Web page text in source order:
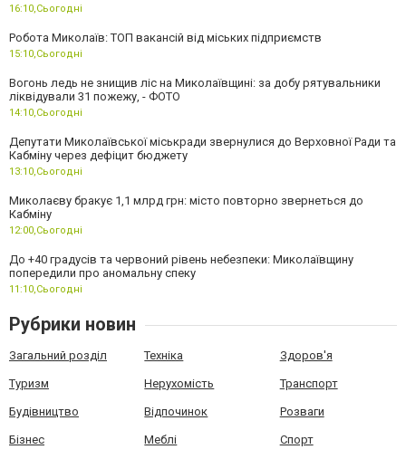
16:10, Сьогодні
Робота Миколаїв: ТОП вакансій від міських підприємств
15:10, Сьогодні
Вогонь ледь не знищив ліс на Миколаївщині: за добу рятувальники
ліквідували 31 пожежу, - ФОТО
14:10, Сьогодні
Депутати Миколаївської міськради звернулися до Верховної Ради та
Кабміну через дефіцит бюджету
13:10, Сьогодні
Миколаєву бракує 1,1 млрд грн: місто повторно звернеться до
Кабміну
12:00, Сьогодні
До +40 градусів та червоний рівень небезпеки: Миколаївщину
попередили про аномальну спеку
11:10, Сьогодні
Рубрики новин
Загальний розділ Техніка Здоров'я
Туризм Нерухомість Транспорт
Будівництво Відпочинок Розваги
Бізнес Меблі Спорт